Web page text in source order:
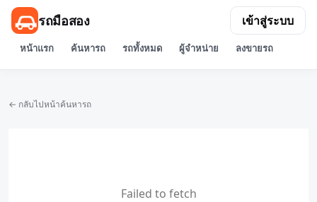
รถมือสอง
หน้าแรก ค้นหารถ รถทั้งหมด ผู้จำหน่าย ลงขายรถ
เข้าสู่ระบบ
← กลับไปหน้าค้นหารถ
Failed to fetch